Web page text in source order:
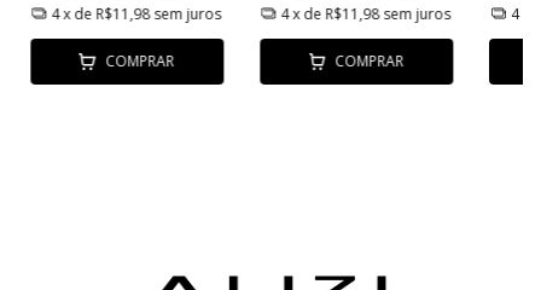
4x de R$11,98 sem juros
COMPRAR
4x de R$11,98sem juros
COMPRAR
4